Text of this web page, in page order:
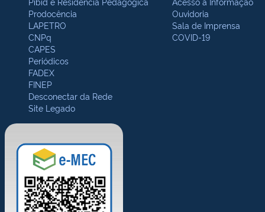
Prodocência
LAPETRO
CNPq
CAPES
Periódicos
FADEX
FINEP
Desconectar da Rede
Site Legado
Ouvidoria
Sala de Imprensa
COVID-19